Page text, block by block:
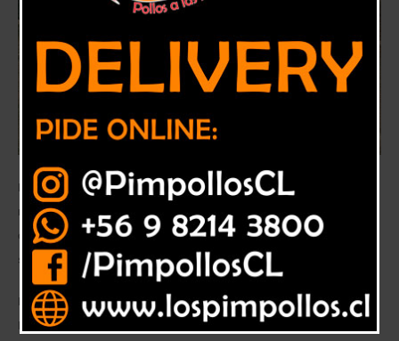
Detectives de la Brigada Investigadora de Robos (BIRO) Valparaíso
recuperaron un vehículo que mantenía un encargo vigente por robo, el
que había sido sustraído a su propietaria por sujetos armados, en el
sector de Jardín del Mar, el pasado 24 de marzo.
Los oficiales ubicaron el automóvil marca Susuki, modelo Grand
Nomade, año 2019, avaluado en $13 millones, en una vivienda en la